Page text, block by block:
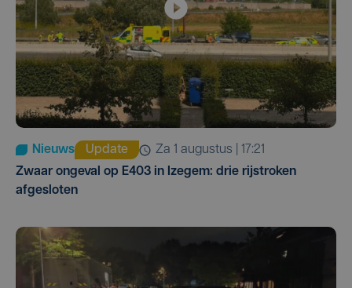
Nieuws Update
za 1 augustus | 17:21
Zwaar ongeval op E403 in Izegem: drie rijstroken
afgesloten